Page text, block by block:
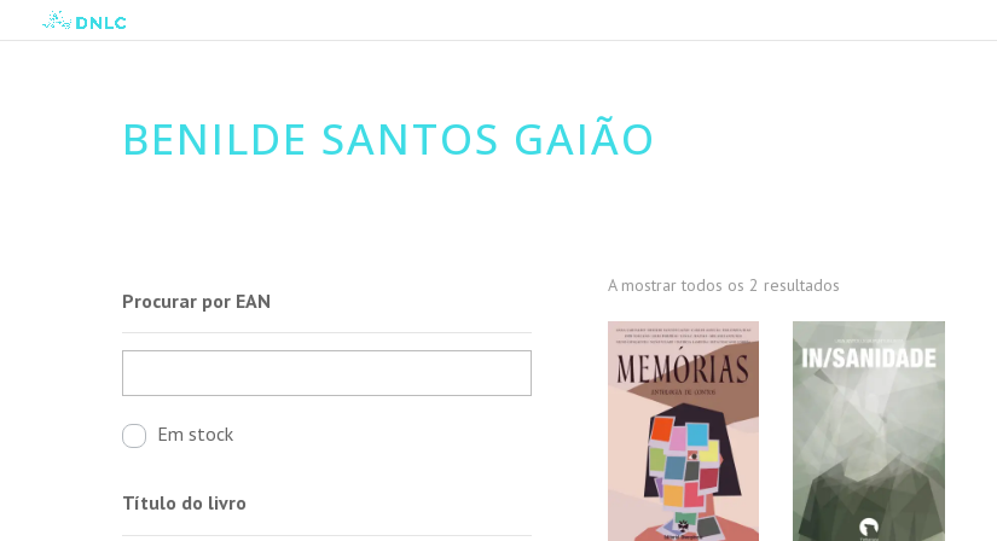
BENILDE SANTOS GAIÃO
Procurar por EAN
Em stock
Título do livro
A mostrar todos os 2 resultados